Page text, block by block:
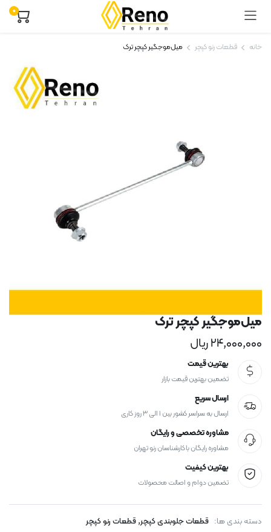
۰
خانه قطعات رنو کپچر میل‌موجگیر کپچر ترک
میل‌موجگیر کپچر ترک
۲۴,۰۰۰,۰۰۰ریال
بهترین قیمت
تضمین بهترین قیمت بازار
ارسال سریع
ارسال به سراسر کشور بین ۱ الی ۳ روز کاری
مشاوره تخصصی و رایگان
مشاوره رایگان با کارشناسان رنو تهران
بهترین کیفیت
تضمین دوام و اصالت محصولات
دسته بندی ها: قطعات جلوبندی کپچر,قطعات رنو کپچر